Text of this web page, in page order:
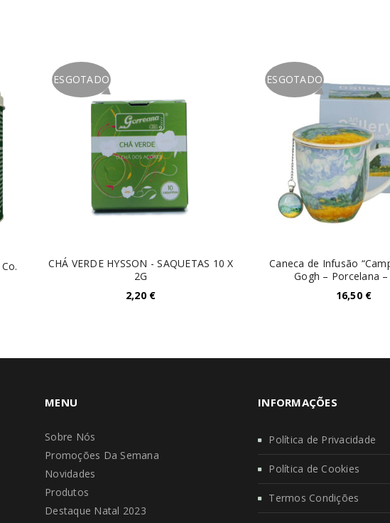
ESGOTADO
CHÁ VERDE HYSSON - SAQUETAS 10 X
2G
2,20 €
ESGOTADO
Caneca de Infusão
Gogh – Porcelana
16,50 €
MENU
Sobre Nós
Promoções Da Semana
Novidades
Produtos
Destaque Natal 2023
INFORMAÇÕES
Política de Privacidade
Política de Cookies
Termos Condições